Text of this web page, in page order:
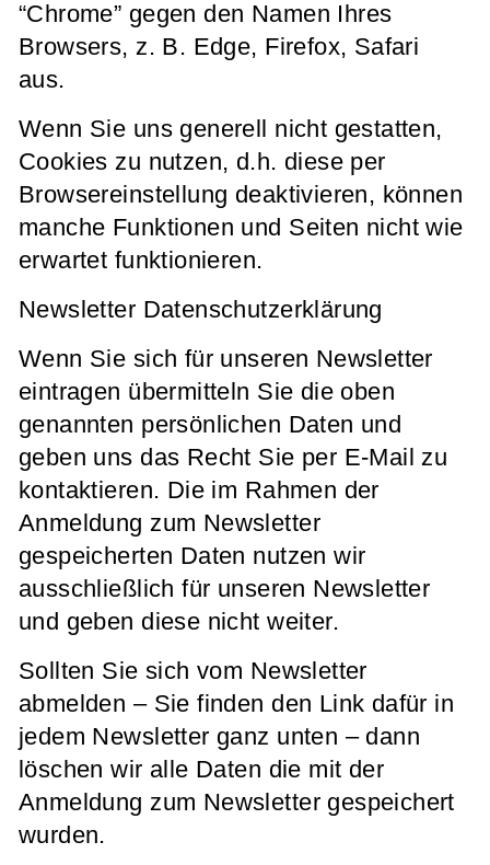
“Chrome” gegen den Namen Ihres
Browsers, z. B. Edge, Firefox, Safari
aus.
Wenn Sie uns generell nicht gestatten,
Cookies zu nutzen, d.h. diese per
Browsereinstellung deaktivieren, können
manche Funktionen und Seiten nicht wie
erwartet funktionieren.
Newsletter Datenschutzerklärung
Wenn Sie sich für unseren Newsletter
eintragen übermitteln Sie die oben
genannten persönlichen Daten und
geben uns das Recht Sie per E-Mail zu
kontaktieren. Die im Rahmen der
Anmeldung zum Newsletter
gespeicherten Daten nutzen wir
ausschließlich für unseren Newsletter
und geben diese nicht weiter.
Sollten Sie sich vom Newsletter
abmelden – Sie finden den Link dafür in
jedem Newsletter ganz unten – dann
löschen wir alle Daten die mit der
Anmeldung zum Newsletter gespeichert
wurden.